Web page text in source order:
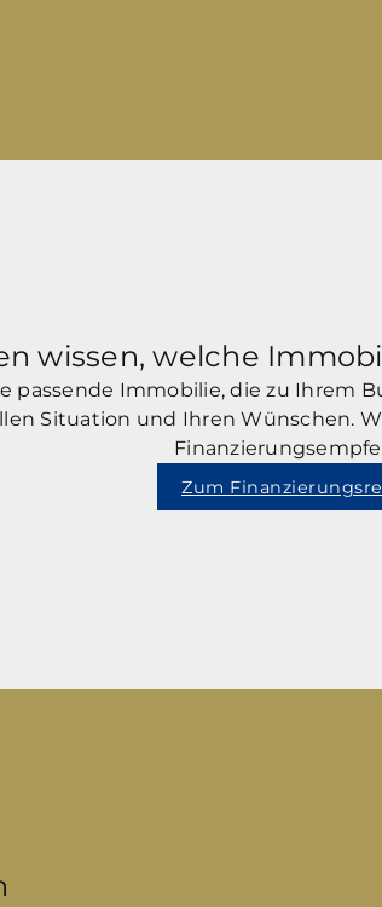
wissen, welche
passende Immobilie, die zu Ihrem
Situation und Ihren Wünschen.
Zum